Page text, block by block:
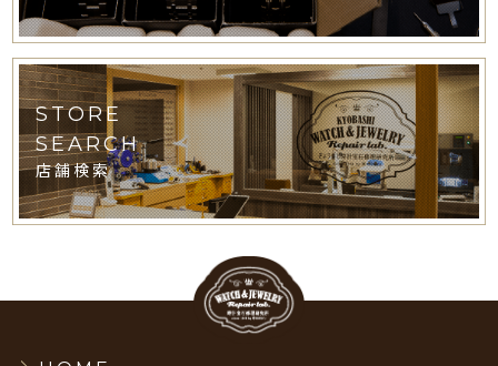
STORE
SEARCH
店舗検索